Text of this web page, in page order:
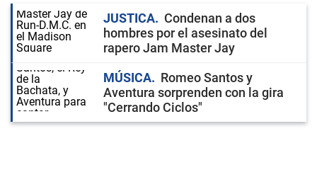
JUSTICA
Condenan a dos
hombres por el asesinato del
rapero Jam Master Jay
MÚSICA
Romeo Santos y
Aventura sorprenden con la gira
"Cerrando Ciclos"